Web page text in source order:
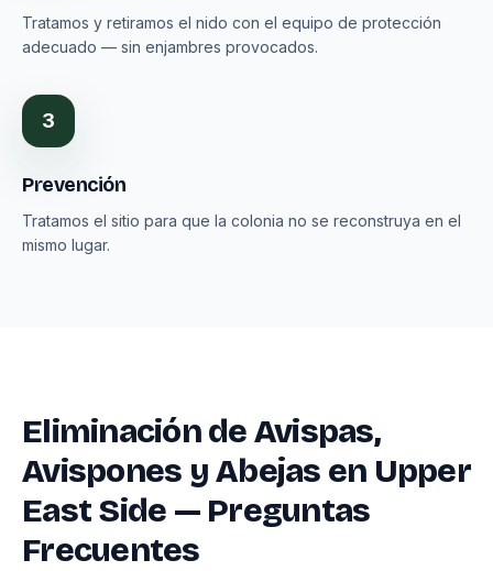
Tratamos y retiramos el nido con el equipo de protección
adecuado — sin enjambres provocados.
3
Prevención
Tratamos el sitio para que la colonia no se reconstruya en el
mismo lugar.
Eliminación de Avispas,
Avispones y Abejas en Upper
East Side — Preguntas
Frecuentes